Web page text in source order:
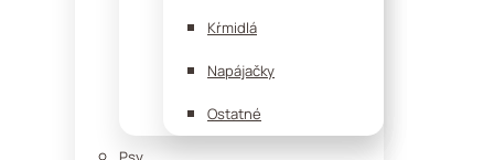
Kŕmidlá
Napájačky
Ostatné